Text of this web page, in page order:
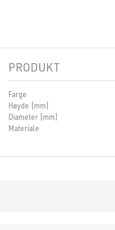
PRODUKT
Farge
Høyde [mm]
Diameter [mm]
Materiale